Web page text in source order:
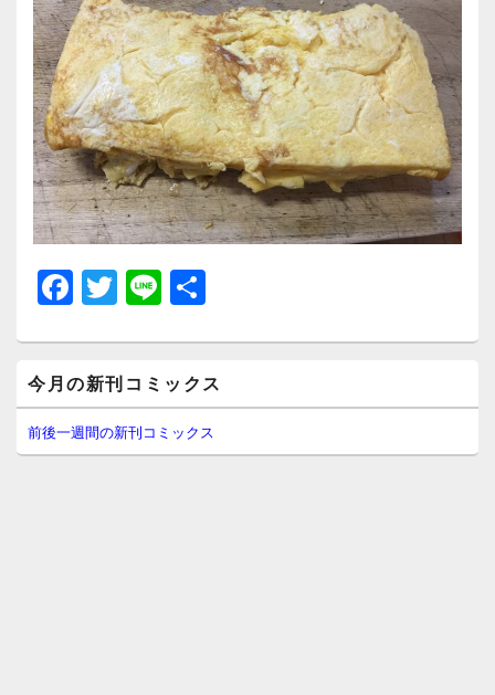
F
a
c
e
b
o
T
wi
tt
er
Li
n
e
イ
ン
サ
イ
今月の新刊コミックス
前後一週間の新刊コミックス